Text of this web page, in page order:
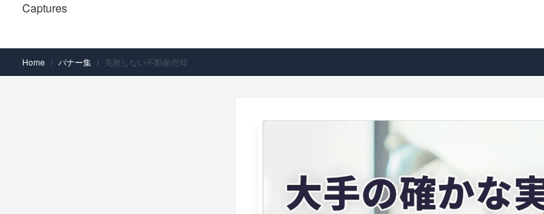
Captures
Home / バナー集 / 失敗しない不動産売却